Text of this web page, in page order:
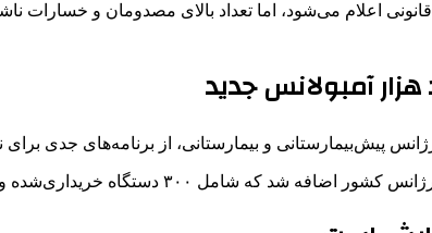
اعلام می‌شود، اما تعداد بالای مصدومان و خسارات
و بیمارستانی، از برنامه‌های جدی برای نوسازی